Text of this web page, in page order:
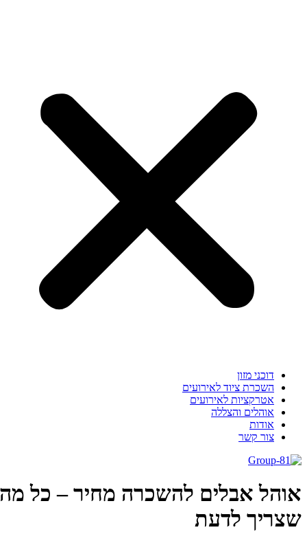
דוכני מזון
השכרת ציוד לאירועים
אטרקציות לאירועים
אוהלים והצללה
אודות
צור קשר
אוהל אבלים להשכרה מחיר – כל מה
שצריך לדעת